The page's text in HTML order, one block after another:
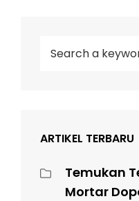
ARTIKEL TERBARU
Temukan
Mortar